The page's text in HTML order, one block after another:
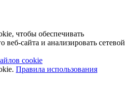
чтобы обеспечивать
сайта и анализировать сетевой
cookie
Правила использования